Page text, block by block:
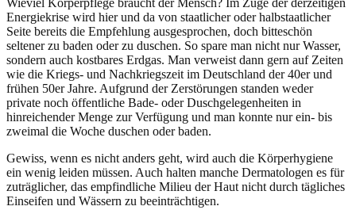
Energiekrise wird hier und da von staatlicher oder halbstaatlicher
Seite bereits die Empfehlung ausgesprochen, doch bitteschön
seltener zu baden oder zu duschen. So spare man nicht nur Wasser,
sondern auch kostbares Erdgas. Man verweist dann gern auf Zeiten
wie die Kriegs- und Nachkriegszeit im Deutschland der 40er und
frühen 50er Jahre. Aufgrund der Zerstörungen standen weder
private noch öffentliche Bade- oder Duschgelegenheiten in
hinreichender Menge zur Verfügung und man konnte nur ein- bis
zweimal die Woche duschen oder baden.
Gewiss, wenn es nicht anders geht, wird auch die Körperhygiene
ein wenig leiden müssen. Auch halten manche Dermatologen es für
zuträglicher, das empfindliche Milieu der Haut nicht durch tägliches
Einseifen und Wässern zu beeinträchtigen.